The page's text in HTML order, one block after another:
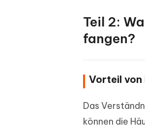
Teil 2:
fangen?
Vorteil von
Das
können die